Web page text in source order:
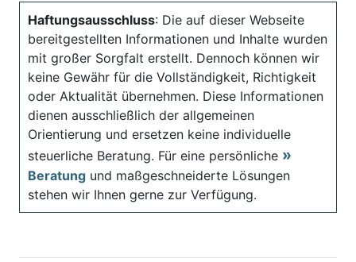
Haftungsausschluss: Die auf dieser Webseite
bereitgestellten Informationen und Inhalte wurden
mit großer Sorgfalt erstellt. Dennoch können wir
keine Gewähr für die Vollständigkeit, Richtigkeit
oder Aktualität übernehmen. Diese Informationen
dienen ausschließlich der allgemeinen
Orientierung und ersetzen keine individuelle
steuerliche Beratung. Für eine persönliche
Beratung und maßgeschneiderte Lösungen
stehen wir Ihnen gerne zur Verfügung.